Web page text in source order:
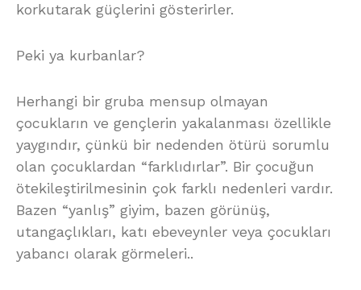
korkutarak güçlerini gösterirler.
Peki ya kurbanlar?
Herhangi bir gruba mensup olmayan
çocukların ve gençlerin yakalanması özellikle
yaygındır, çünkü bir nedenden ötürü sorumlu
olan çocuklardan “farklıdırlar”. Bir çocuğun
ötekileştirilmesinin çok farklı nedenleri vardır.
Bazen “yanlış” giyim, bazen görünüş,
utangaçlıkları, katı ebeveynler veya çocukları
yabancı olarak görmeleri..